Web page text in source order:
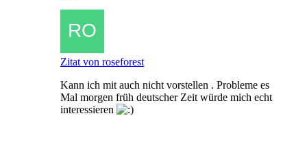
Zitat von roseforest
Kann ich mit auch nicht vorstellen . Probleme es
Mal morgen früh deutscher Zeit würde mich echt
interessieren